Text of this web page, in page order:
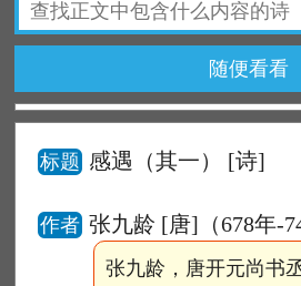
随便看看
标题 感遇（其一） [诗]
作者 张九龄 [唐]（678年-
张九龄，唐开元尚书